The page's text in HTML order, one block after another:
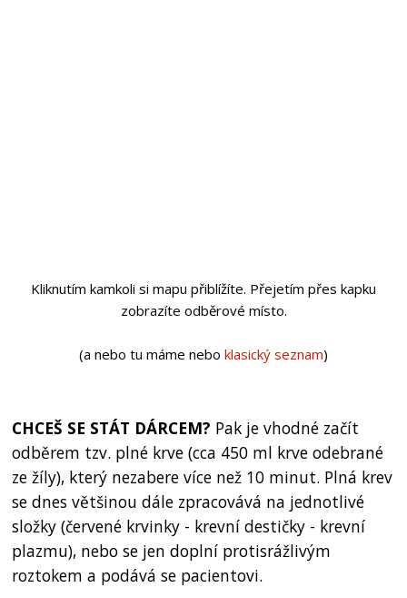
Kliknutím kamkoli si mapu přiblížíte. Přejetím přes kapku
zobrazíte odběrové místo.
(a nebo tu máme nebo klasický seznam)
CHCEŠ SE STÁT DÁRCEM? Pak je vhodné začít
odběrem tzv. plné krve (cca 450 ml krve odebrané
ze žíly), který nezabere více než 10 minut. Plná krev
se dnes většinou dále zpracovává na jednotlivé
složky (červené krvinky - krevní destičky - krevní
plazmu), nebo se jen doplní protisrážlivým
roztokem a podává se pacientovi.